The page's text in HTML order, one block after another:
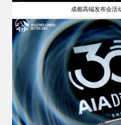
成都高端发布会活